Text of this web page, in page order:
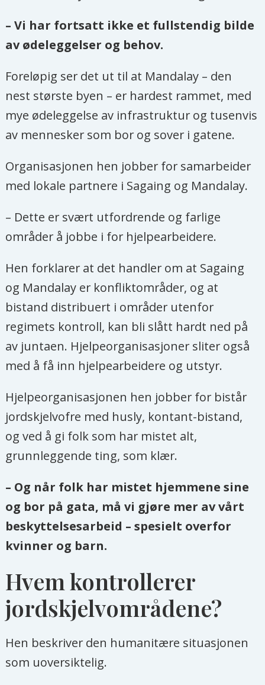
– Vi har fortsatt ikke et fullstendig bilde
av ødeleggelser og behov.
Foreløpig ser det ut til at Mandalay – den
nest største byen – er hardest rammet, med
mye ødeleggelse av infrastruktur og tusenvis
av mennesker som bor og sover i gatene.
Organisasjonen hen jobber for samarbeider
med lokale partnere i Sagaing og Mandalay.
– Dette er svært utfordrende og farlige
områder å jobbe i for hjelpearbeidere.
Hen forklarer at det handler om at Sagaing
og Mandalay er konfliktområder, og at
bistand distribuert i områder utenfor
regimets kontroll, kan bli slått hardt ned på
av juntaen. Hjelpeorganisasjoner sliter også
med å få inn hjelpearbeidere og utstyr.
Hjelpeorganisasjonen hen jobber for bistår
jordskjelvofre med husly, kontant-bistand,
og ved å gi folk som har mistet alt,
grunnleggende ting, som klær.
– Og når folk har mistet hjemmene sine
og bor på gata, må vi gjøre mer av vårt
beskyttelsesarbeid – spesielt overfor
kvinner og barn.
Hvem kontrollerer
jordskjelvområdene?
Hen beskriver den humanitære situasjonen
som uoversiktelig.